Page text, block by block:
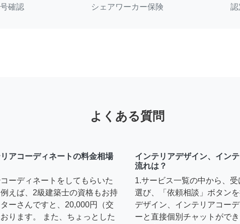
確認 シェアワーカー保険
よくある質問
アコーディネートの料金相場
ーディネートをしてもらいた
えば、2級建築士の資格もお持
ーさんですと、20,000円（交
ります。 また、ちょっとした
インテリアデザイン、イン
流れは？
1.サービス一覧の中から、
選び、「依頼相談」ボタン
デザイン、インテリアコー
ーと直接個別チャットがで